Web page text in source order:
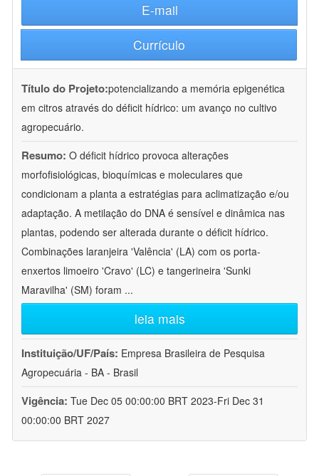
E-mail
Currículo
Título do Projeto:potencializando a memória epigenética
em citros através do déficit hídrico: um avanço no cultivo
agropecuário.
Resumo: O déficit hídrico provoca alterações
morfofisiológicas, bioquímicas e moleculares que
condicionam a planta a estratégias para aclimatização e/ou
adaptação. A metilação do DNA é sensível e dinâmica nas
plantas, podendo ser alterada durante o déficit hídrico.
Combinações laranjeira 'Valência' (LA) com os porta-
enxertos limoeiro 'Cravo' (LC) e tangerineira 'Sunki
Maravilha' (SM) foram ...
leia mais
Instituição/UF/País: Empresa Brasileira de Pesquisa
Agropecuária - BA - Brasil
Vigência: Tue Dec 05 00:00:00 BRT 2023-Fri Dec 31
00:00:00 BRT 2027